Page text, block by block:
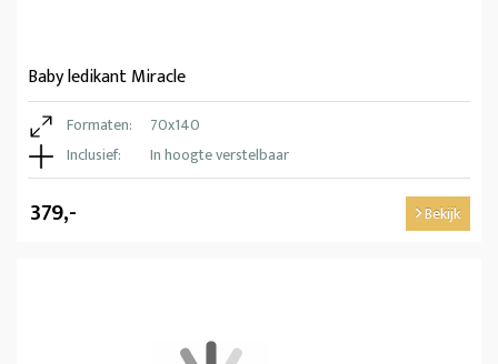
Baby ledikant Miracle
Formaten:
70x140
Inclusief:
In hoogte verstelbaar
379,- Bekijk